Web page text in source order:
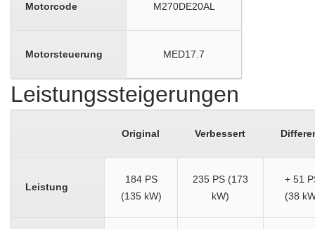
Motorcode M270DE20AL
Motorsteuerung MED17.7
Leistungssteigerungen
Original Verbessert
Leistung
184 PS
(135 kW)
235 PS (173
kW)
+ 51
(38